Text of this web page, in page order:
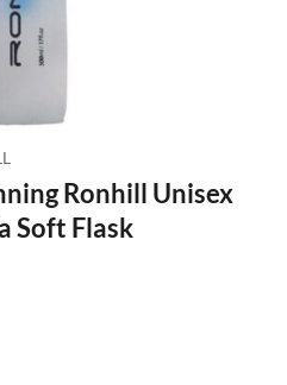
Ronhill Unisex
Soft Flask